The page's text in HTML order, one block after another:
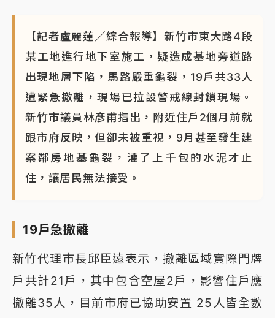
【記者盧麗蓮／綜合報導】新竹市東大路4段
某工地進行地下室施工，疑造成基地旁道路
出現地層下陷，馬路嚴重龜裂，19戶共33人
遭緊急撤離，現場已拉設警戒線封鎖現場。
新竹市議員林彥甫指出，附近住戶2個月前就
跟市府反映，但卻未被重視，9月甚至發生建
案鄰房地基龜裂，灌了上千包的水泥才止
住，讓居民無法接受。
19戶急撤離
新竹代理市長邱臣遠表示，撤離區域實際門牌
戶共計21戶，其中包含空屋2戶，影響住戶應
撤離35人，目前市府已協助安置 25人皆全數